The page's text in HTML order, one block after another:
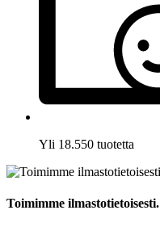
Yli 18.550 tuotetta
Toimimme ilmastotietoisesti.